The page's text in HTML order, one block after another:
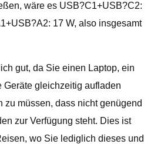
wäre es USB?C1+USB?C2:
17 W, also insgesamt
gut, da Sie einen Laptop, ein
Geräte gleichzeitig aufladen
zu müssen, dass nicht genügend
zur Verfügung steht. Dies ist
wo Sie lediglich dieses und